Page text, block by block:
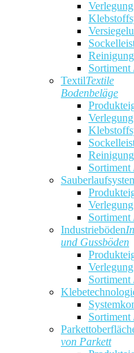
Verlegung
Sortiment
TextilTextile
Bodenbeläge
Verlegung
Sortiment
Verlegung
Sortiment
Industrieböden
und Gussböden
Verlegung
Sortiment
Sortiment
von Parkett